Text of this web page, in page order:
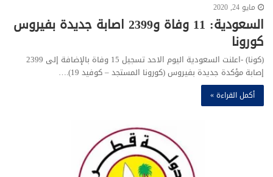
مايو 24, 2020
السعودية: 11 وفاة و2399 اصابة جديدة بفيروس
كورونا
(كونا) -اعلنت السعودية اليوم الاحد تسجيل 15 وفاة بالإضافة إلى 2399
إصابة مؤكدة جديدة بفيروس (كورونا المستجد – كوفيد 19).…
أكمل القراءة »